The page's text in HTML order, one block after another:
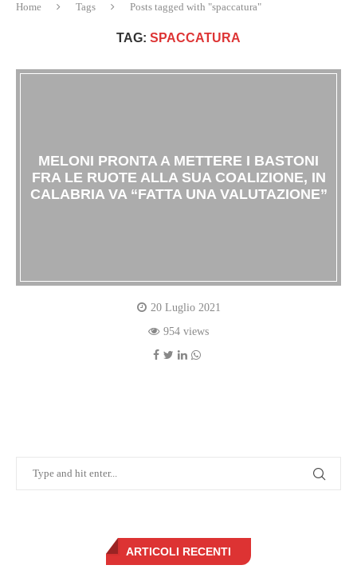
Home Tags Posts tagged with "spaccatura"
TAG: SPACCATURA
MELONI PRONTA A METTERE I BASTONI
FRA LE RUOTE ALLA SUA COALIZIONE, IN
CALABRIA VA “FATTA UNA VALUTAZIONE”
20 Luglio 2021
954 views
ARTICOLI RECENTI